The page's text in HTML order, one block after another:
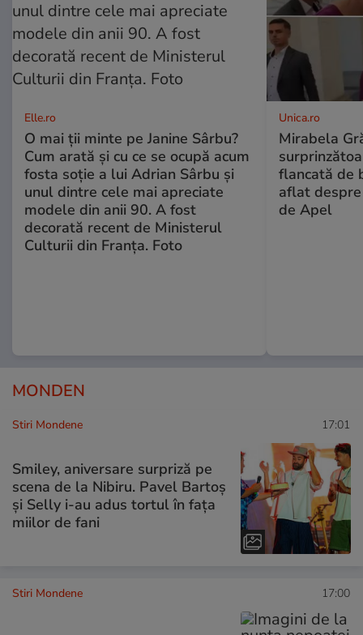
Elle.ro
O mai ții minte pe Janine Sârbu?
Cum arată și cu ce se ocupă acum
fosta soție a lui Adrian Sârbu și
unul dintre cele mai apreciate
modele din anii 90. A fost
decorată recent de Ministerul
Culturii din Franța. Foto
Unica.ro
Mirabela
flancată de
aflat
de Apel
MONDEN
Stiri Mondene 17:01
Smiley, aniversare surpriză pe
scena de la Nibiru. Pavel Bartoș
și Selly i-au adus tortul în fața
miilor de fani
Stiri Mondene 17:00